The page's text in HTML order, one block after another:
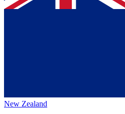
New Zealand